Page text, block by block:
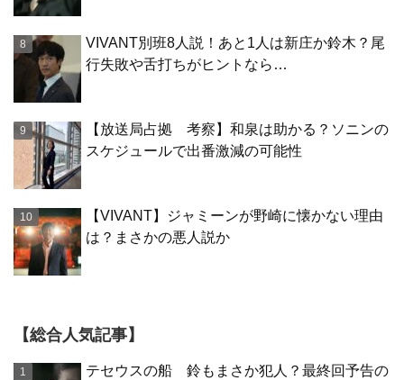
VIVANT別班8人説！あと1人は新庄か鈴木？尾
行失敗や舌打ちがヒントなら…
【放送局占拠 考察】和泉は助かる？ソニンの
スケジュールで出番激減の可能性
【VIVANT】ジャミーンが野崎に懐かない理由
は？まさかの悪人説か
【総合人気記事】
テセウスの船 鈴もまさか犯人？最終回予告の